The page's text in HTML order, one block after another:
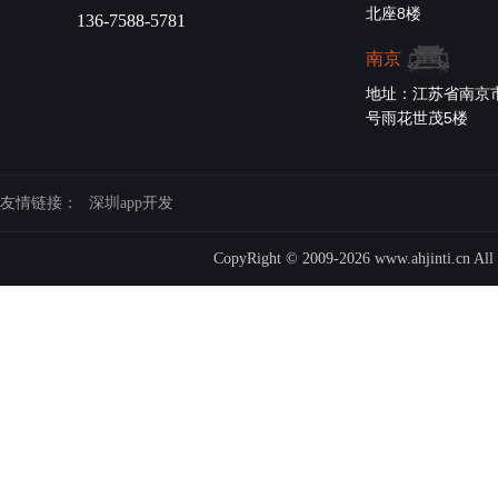
136-7588-5781
北座8楼
南京
地址：江苏省南京
号雨花世茂5楼
友情链接：深圳app开发
CopyRight © 2009-2026 www.ahjinti.cn All